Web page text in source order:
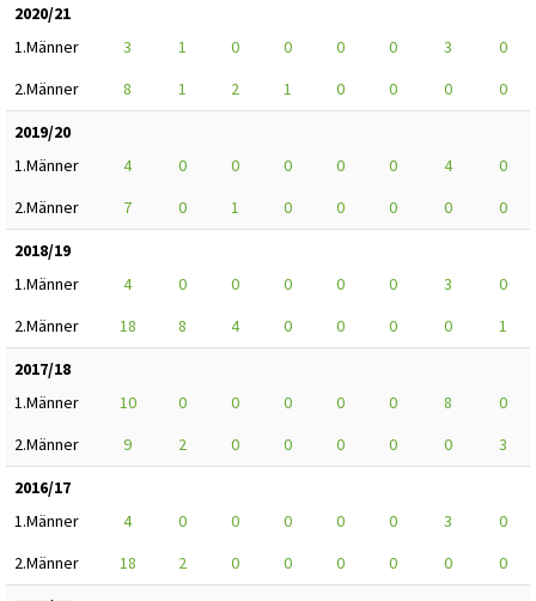
2020/21
1.Männer
3 1 0 0 0 0 3
0
2.Männer
8 1 2 1 0 0 0
0
2019/20
1.Männer
4 0 0 0 0 0 4
0
2.Männer
7 0 1 0 0 0 0
0
2018/19
1.Männer
4 0 0 0 0 0 3
0
2.Männer
18 8 4 0 0 0 0
1
2017/18
1.Männer
10 0 0 0 0 0 8
0
2.Männer
9 2 0 0 0 0 0
3
2016/17
1.Männer
4 0 0 0 0 0 3
0
2.Männer
18 2 0 0 0 0 0
0